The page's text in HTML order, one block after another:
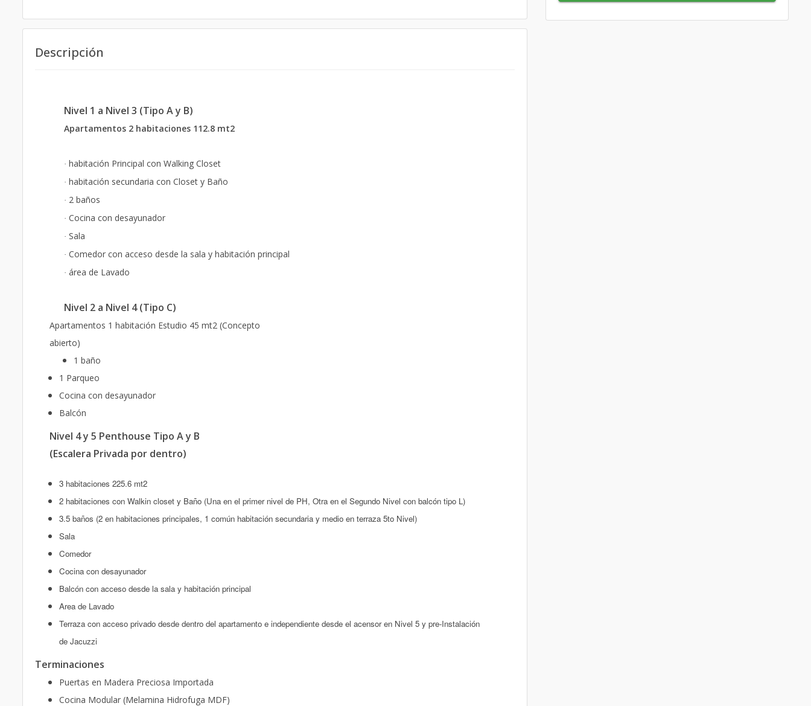
Descripción
Nivel 1 a Nivel 3 (Tipo A y B)
Apartamentos 2 habitaciones 112.8 mt2
· habitación Principal con Walking Closet
· habitación secundaria con Closet y Baño
· 2 baños
· Cocina con desayunador
· Sala
· Comedor con acceso desde la sala y habitación principal
· área de Lavado
Nivel 2 a Nivel 4 (Tipo C)
Apartamentos 1 habitación Estudio 45 mt2 (Concepto
abierto)
1 baño
1 Parqueo
Cocina con desayunador
Balcón
Nivel 4 y 5 Penthouse Tipo A y B
(Escalera Privada por dentro)
3 habitaciones 225.6 mt2
2 habitaciones con Walkin closet y Baño (Una en el primer nivel de PH, Otra en el Segundo Nivel con balcón tipo L)
3.5 baños (2 en habitaciones principales, 1 común habitación secundaria y medio en terraza 5to Nivel)
Sala
Comedor
Cocina con desayunador
Balcón con acceso desde la sala y habitación principal
Area de Lavado
Terraza con acceso privado desde dentro del apartamento e independiente desde el acensor en Nivel 5 y pre-Instalación
de Jacuzzi
Terminaciones
Puertas en Madera Preciosa Importada
Cocina Modular (Melamina Hidrofuga MDF)